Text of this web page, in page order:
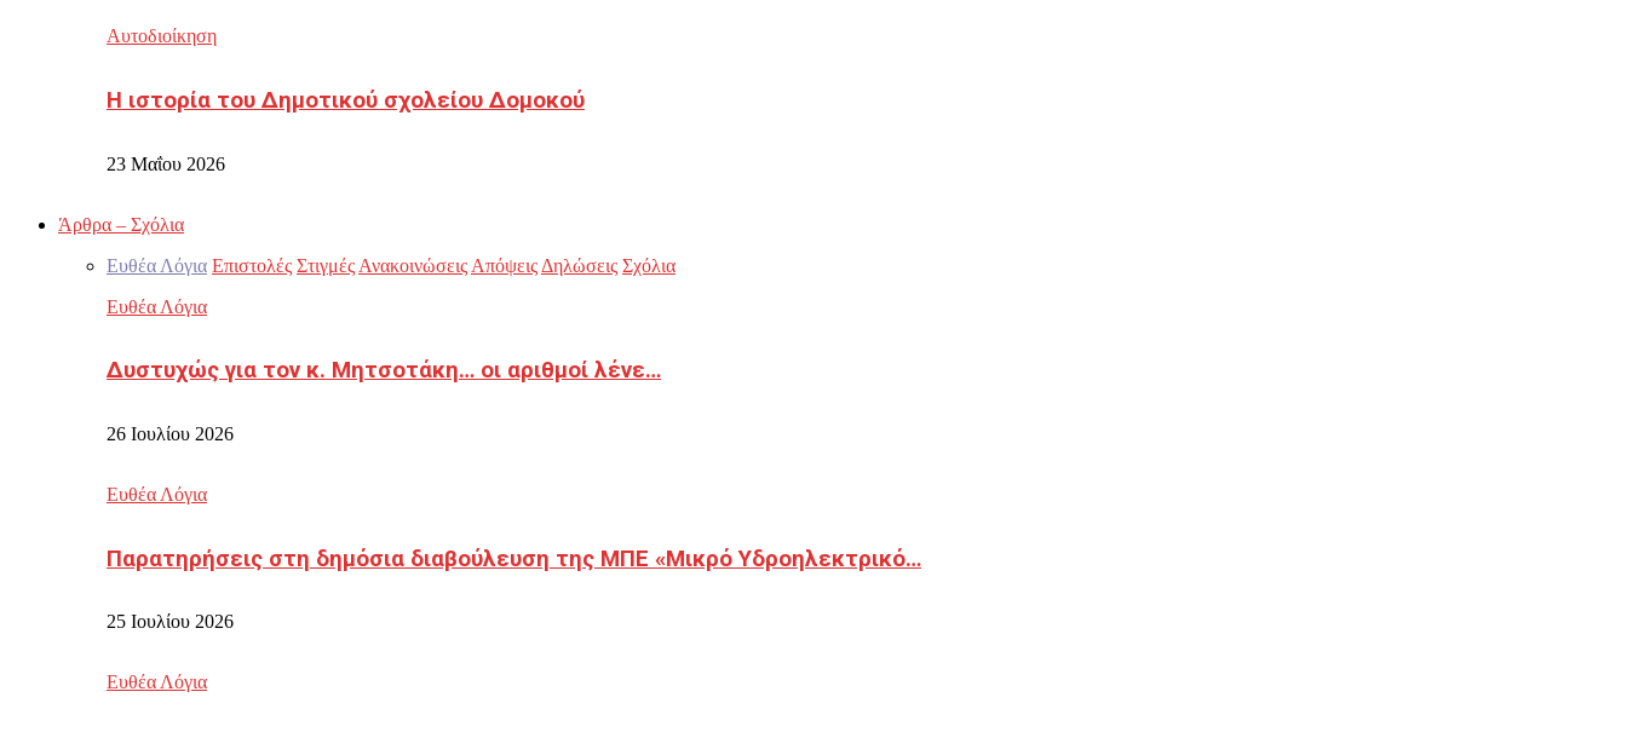
Αυτοδιοίκηση
Η ιστορία του Δημοτικού σχολείου Δομοκού
23 Μαΐου 2026
Άρθρα – Σχόλια
Ευθέα Λόγια Επιστολές Στιγμές Ανακοινώσεις Απόψεις Δηλώσεις Σχόλια
Ευθέα Λόγια
Δυστυχώς για τον κ. Μητσοτάκη… οι αριθμοί λένε…
26 Ιουλίου 2026
Ευθέα Λόγια
Παρατηρήσεις στη δημόσια διαβούλευση της ΜΠΕ «Μικρό Υδροηλεκτρικό…
25 Ιουλίου 2026
Ευθέα Λόγια